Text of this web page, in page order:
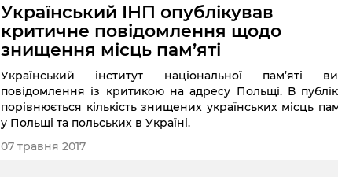
Український ІНП опублікував
критичне повідомлення щодо
знищення місць пам’яті
Український інститут національної пам’яті
повідомлення із критикою на адресу Польщі. В
порівнюється кількість знищених українських місць
у Польщі та польських в Україні.
07 травня 2017